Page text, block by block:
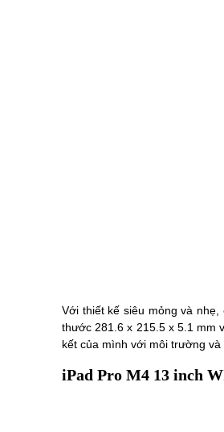
Với thiết kế siêu mỏng và nhẹ,
thước 281.6 x 215.5 x 5.1 mm
kết của mình với môi trường
iPad Pro M4 13 inch